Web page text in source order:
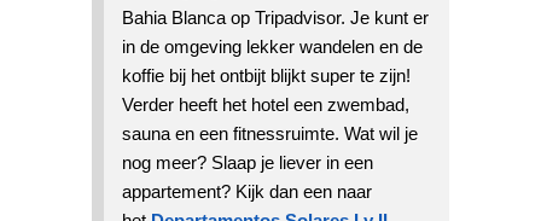
Bahia Blanca op Tripadvisor. Je kunt er
in de omgeving lekker wandelen en de
koffie bij het ontbijt blijkt super te zijn!
Verder heeft het hotel een zwembad,
sauna en een fitnessruimte. Wat wil je
nog meer? Slaap je liever in een
appartement? Kijk dan een naar